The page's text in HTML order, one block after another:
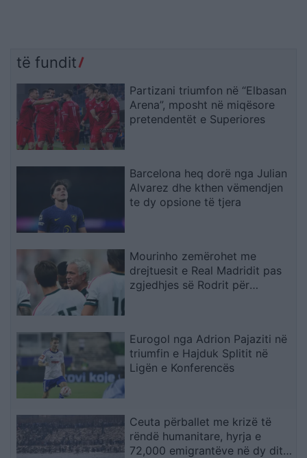
të fundit
Partizani triumfon në “Elbasan
Arena”, mposht në miqësore
pretendentët e Superiores
Barcelona heq dorë nga Julian
Alvarez dhe kthen vëmendjen
te dy opsione të tjera
Mourinho zemërohet me
drejtuesit e Real Madridit pas
zgjedhjes së Rodrit për
Eurogol nga Adrion Pajaziti në
triumfin e Hajduk Splitit në
Ligën e Konferencës
Ceuta përballet me krizë të
rëndë humanitare, hyrja e
72,000 emigrantëve në dy ditë